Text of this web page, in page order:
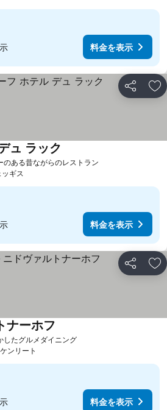
料金を表示
シェア お
のある昔ながらのレストラン
ュ ラック
ッギス
料金を表示
シェア お
したグルメダイニング料金を表示
ナーホフ
ンリート
料金を表示